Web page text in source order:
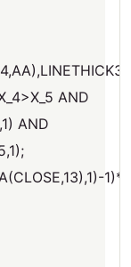
AND
AND